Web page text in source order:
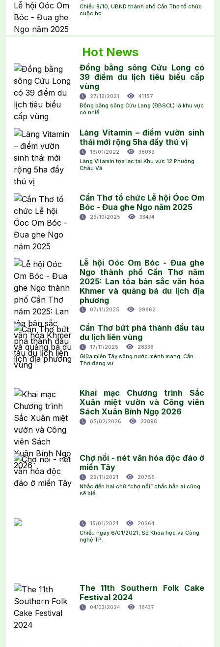
Chiều 8/10, UBND thành phố Cần Thơ tổ chức
cuộc họ
Hot News
Đồng bằng sông Cửu Long có
39 điểm du lịch tiêu biểu cấp
vùng
27/12/2021 41157
Đồng bằng sông Cửu Long (ĐBSCL) là khu vực
có nhiề
Làng Vitamin – điểm vườn sinh
thái mới rộng 5ha đầy thú vị
16/01/2022 38039
Làng Vitamin tọa lạc tại Khu vực 12 Phường
Châu Vă
Cần Thơ tổ chức Lễ hội Óoc Om
Bóc - Đua ghe Ngo năm 2025
29/10/2025 33474
Lễ hội Oóc Om Bóc - Đua ghe
Ngo thành phố Cần Thơ năm
2025: Lan tỏa bản sắc văn hóa
Khmer và quảng bá du lịch địa
phương
07/11/2025 29962
Cần Thơ bứt phá thành đầu tàu
du lịch liên vùng
17/11/2025 28338
Giữa miền Tây sông nước mênh mang, Cần
Thơ đang vư
Khai mạc Chương trình Sắc
Xuân miệt vườn và Công viên
Sách Xuân Bính Ngọ 2026
05/02/2026 23898
Chợ nổi - nét văn hóa độc đáo ở
miền Tây
22/11/2021 20755
Nhắc đến hai chữ “chợ nổi” chắc hẳn ai cũng
sẽ biế
15/01/2021 20664
Chiều ngày 6/01/2021, Sở Khoa học và Công
nghệ TP.
The 11th Southern Folk Cake
Festival 2024
04/03/2024 18437